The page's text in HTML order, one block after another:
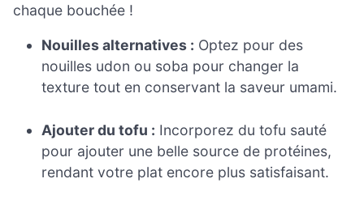
chaque bouchée !
Nouilles alternatives : Optez pour des
nouilles udon ou soba pour changer la
texture tout en conservant la saveur umami.
Ajouter du tofu : Incorporez du tofu sauté
pour ajouter une belle source de protéines,
rendant votre plat encore plus satisfaisant.